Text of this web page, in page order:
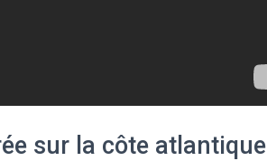
sur la côte atlantique